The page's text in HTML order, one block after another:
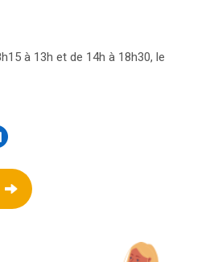
à 13h et de 14h à 18h30, le